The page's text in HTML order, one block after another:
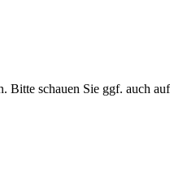
schauen Sie ggf. auch